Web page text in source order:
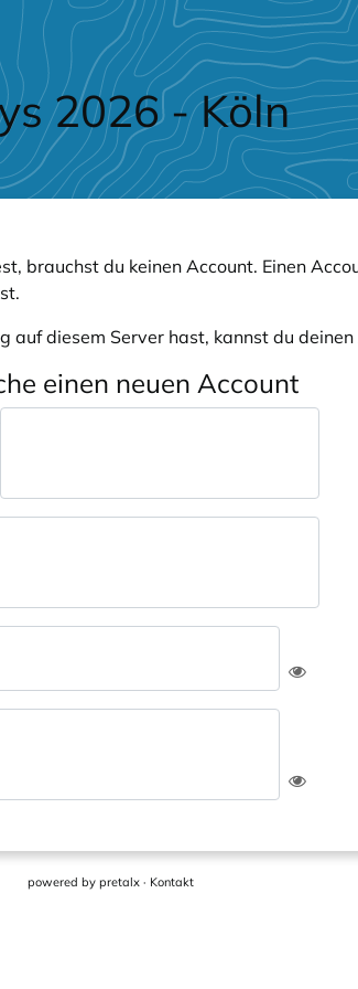
2026 - Köln
brauchst du keinen Account. Einen
auf diesem Server hast, kannst du
einen neuen Account
powered by pretalx· Kontakt